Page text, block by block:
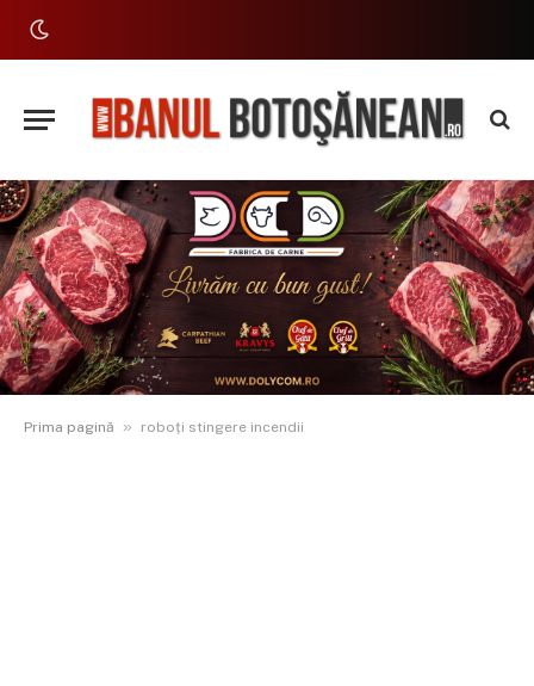
Prima pagină » roboți stingere incendii